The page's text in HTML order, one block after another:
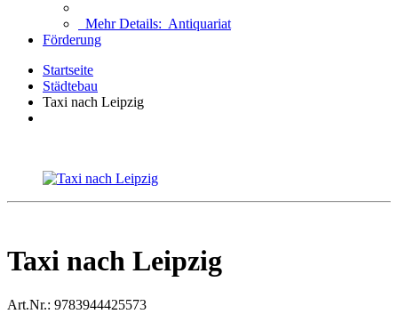
Mehr Details: Antiquariat
Förderung
Startseite
Städtebau
Taxi nach Leipzig
Taxi nach Leipzig
Art.Nr.: 9783944425573